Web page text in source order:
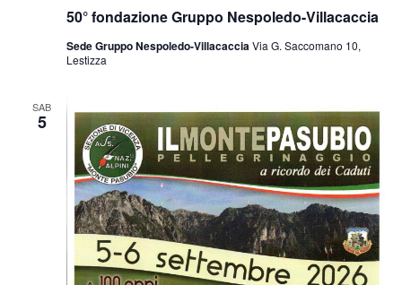
50° fondazione Gruppo Nespoledo-Villacaccia
Sede Gruppo Nespoledo-VillacacciaVia G. Saccomano 10,
Lestizza
SAB
5